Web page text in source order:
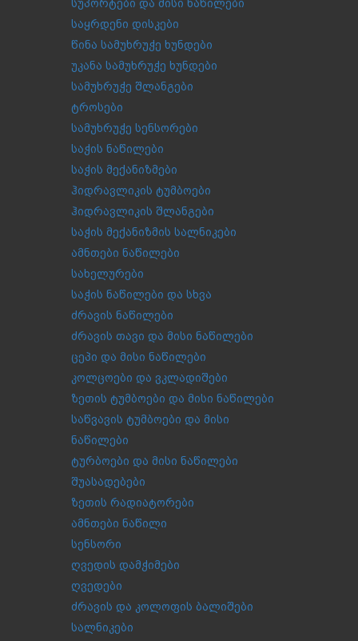
სუპორტები და მისი ნაწილები
საყრდენი დისკები
წინა სამუხრუჭე ხუნდები
უკანა სამუხრუჭე ხუნდები
სამუხრუჭე შლანგები
ტროსები
სამუხრუჭე სენსორები
საჭის ნაწილები
საჭის მექანიზმები
ჰიდრავლიკის ტუმბოები
ჰიდრავლიკის შლანგები
საჭის მექანიზმის სალნიკები
ამნთები ნაწილები
სახელურები
საჭის ნაწილები და სხვა
ძრავის ნაწილები
ძრავის თავი და მისი ნაწილები
ცეპი და მისი ნაწილები
კოლცოები და ვკლადიშები
ზეთის ტუმბოები და მისი ნაწილები
საწვავის ტუმბოები და მისი
ნაწილები
ტურბოები და მისი ნაწილები
შუასადებები
ზეთის რადიატორები
ამნთები ნაწილი
სენსორი
ღვედის დამჭიმები
ღვედები
ძრავის და კოლოფის ბალიშები
სალნიკები